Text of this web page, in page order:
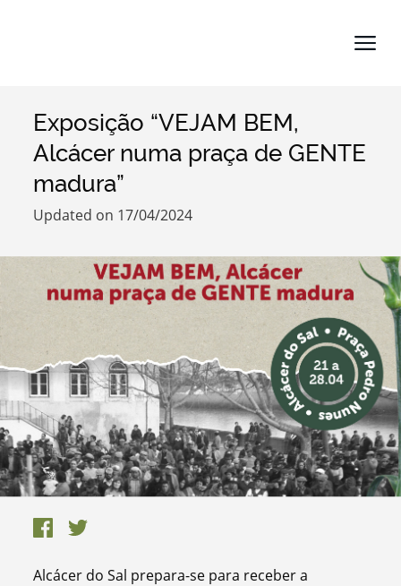
Search term
Filters
Exposição “VEJAM BEM,
Alcácer numa praça de GENTE
madura”
Updated on 17/04/2024
Alcácer do Sal prepara-se para receber a